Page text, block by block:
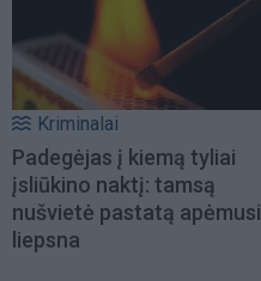
Kriminalai
Padegėjas į kiemą tyliai
įsliūkino naktį: tamsą
nušvietė pastatą apėmusi
liepsna